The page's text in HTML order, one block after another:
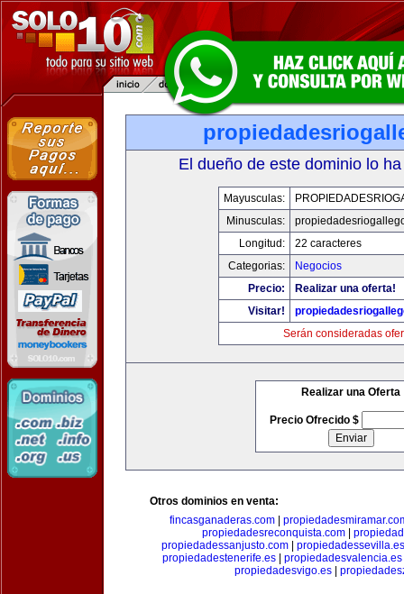
El dueño de este dominio lo
Mayusculas:
Minusculas:
Longitud:
22 caracteres
Categorias:
Negocios
Precio:
Realizar una oferta!
Visitar!
Serán consideradas
Realizar una Oferta
Precio Ofrecido $
Otros dominios en venta:
fincasganaderas.com
propiedadesreconquista.com
propiedadessanjusto.com| propiedadessevilla.es
propiedadestenerife.es| propiedadesvalencia.es
propiedadesvigo.es|